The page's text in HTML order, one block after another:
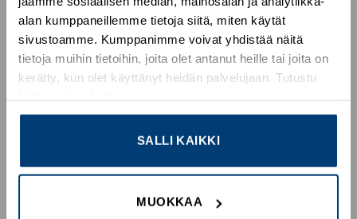
alan kumppaneillemme tietoja siitä, miten käytät
sivustoamme. Kumppanimme voivat yhdistää näitä
tietoja muihin tietoihin, joita olet antanut heille tai joita on
kerätty, kun olet käyttänyt heidän palvelujaan. Tutustu
SALLI KAIKKI
MUOKKAA
TUTUSTU MYÖS
Add to
Add to